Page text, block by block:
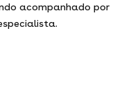
acompanhado por